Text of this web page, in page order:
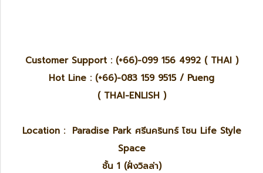
Customer Support : (+66)-099 156 4992 ( THAI )
Hot Line : (+66)-083 159 9515 / Pueng
( THAI-ENLISH )
Location : Paradise Park ศรีนครินทร์ โซน Life Style
Space
ชั้น 1 (ฝั่งวิลล่า)